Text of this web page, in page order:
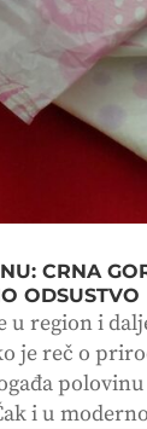
CRNA
ODSUSTVO
u region i
je reč o
polovinu
i u